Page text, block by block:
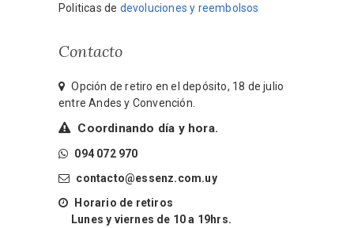
Politicas de devoluciones y reembolsos
Contacto
Opción de retiro en el depósito, 18 de julio
entre Andes y Convención.
Coordinando día y hora.
094 072 970
contacto@essenz.com.uy
Horario de retiros
Lunes y viernes de 10 a 19hrs.